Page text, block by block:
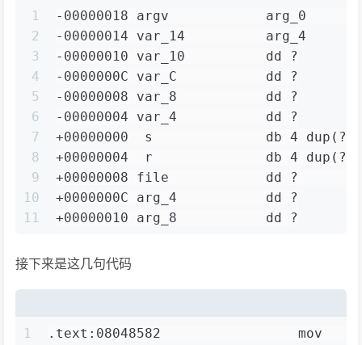
1
2
3
4
5
6
7
8
9
10
11
-00000018 argv            arg_0
-00000014 var_14          arg_4
-00000010 var_10          dd ?
-0000000C var_C           dd ?
-00000008 var_8           dd ?
-00000004 var_4           dd ?
+00000000  s              db 4 dup(?)
+00000004  r              db 4 dup(?)
+00000008 file            dd ?
+0000000C arg_4           dd ?
+00000010 arg_8           dd ?
接下来是这几句代码
1
.text:08048582                 mov